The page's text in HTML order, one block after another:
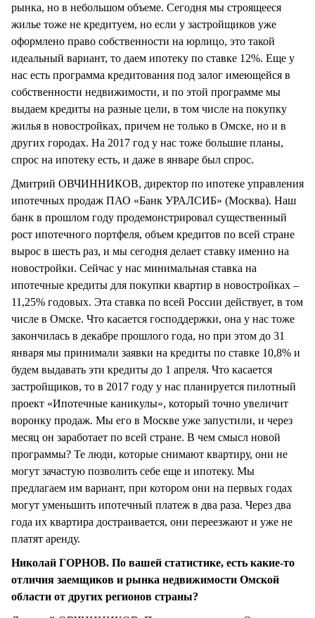
рынка, но в небольшом объеме. Сегодня мы строящееся
жилье тоже не кредитуем, но если у застройщиков уже
оформлено право собственности на юрлицо, это такой
идеальный вариант, то даем ипотеку по ставке 12%. Еще у
нас есть программа кредитования под залог имеющейся в
собственности недвижимости, и по этой программе мы
выдаем кредиты на разные цели, в том числе на покупку
жилья в новостройках, причем не только в Омске, но и в
других городах. На 2017 год у нас тоже большие планы,
спрос на ипотеку есть, и даже в январе был спрос.
Дмитрий ОВЧИННИКОВ, директор по ипотеке управления
ипотечных продаж ПАО «Банк УРАЛСИБ» (Москва). Наш
банк в прошлом году продемонстрировал существенный
рост ипотечного портфеля, объем кредитов по всей стране
вырос в шесть раз, и мы сегодня делает ставку именно на
новостройки. Сейчас у нас минимальная ставка на
ипотечные кредиты для покупки квартир в новостройках –
11,25% годовых. Эта ставка по всей России действует, в том
числе в Омске. Что касается господдержки, она у нас тоже
закончилась в декабре прошлого года, но при этом до 31
января мы принимали заявки на кредиты по ставке 10,8% и
будем выдавать эти кредиты до 1 апреля. Что касается
застройщиков, то в 2017 году у нас планируется пилотный
проект «Ипотечные каникулы», который точно увеличит
воронку продаж. Мы его в Москве уже запустили, и через
месяц он заработает по всей стране. В чем смысл новой
программы? Те люди, которые снимают квартиру, они не
могут зачастую позволить себе еще и ипотеку. Мы
предлагаем им вариант, при котором они на первых годах
могут уменьшить ипотечный платеж в два раза. Через два
года их квартира достраивается, они переезжают и уже не
платят аренду.
Николай ГОРНОВ. По вашей статистике, есть какие-то
отличия заемщиков и рынка недвижимости Омской
области от других регионов страны?